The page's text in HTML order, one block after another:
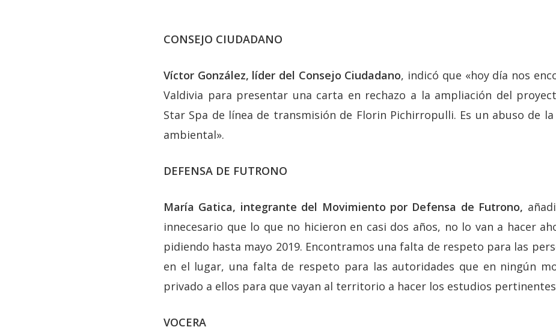
CONSEJO CIUDADANO
Víctor González, líder del Consejo Ciudadano, indicó que «hoy día nos
Valdivia para presentar una carta en rechazo a la ampliación del
Star Spa de línea de transmisión de Florin Pichirropulli. Es un abuso de
ambiental».
DEFENSA DE FUTRONO
María Gatica, integrante del Movimiento por Defensa de Futrono,
innecesario que lo que no hicieron en casi dos años, no lo van a hacer
pidiendo hasta mayo 2019. Encontramos una falta de respeto para las
en el lugar, una falta de respeto para las autoridades que en ningún
privado a ellos para que vayan al territorio a hacer los estudios
VOCERA